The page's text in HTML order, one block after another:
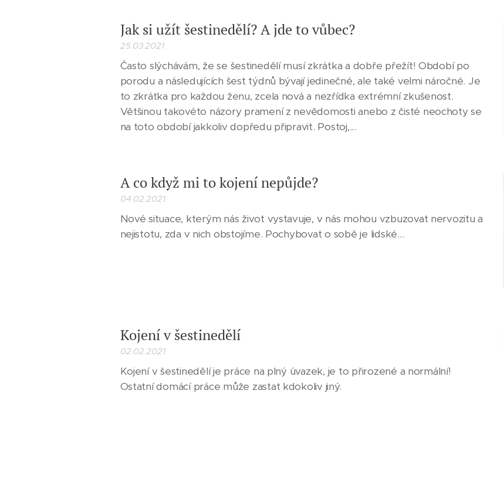
Jak si užít šestinedělí? A jde to vůbec?
25.03.2021
Často slýchávám, že se šestinedělí musí zkrátka a dobře přežít! Období po
porodu a následujících šest týdnů bývají jedinečné, ale také velmi náročné. Je
to zkrátka pro každou ženu, zcela nová a nezřídka extrémní zkušenost.
Většinou takovéto názory pramení z nevědomosti anebo z čisté neochoty se
na toto období jakkoliv dopředu připravit. Postoj,...
A co když mi to kojení nepůjde?
04.02.2021
Nové situace, kterým nás život vystavuje, v nás mohou vzbuzovat nervozitu a
nejistotu, zda v nich obstojíme. Pochybovat o sobě je lidské...
Kojení v šestinedělí
02.02.2021
Kojení v šestinedělí je práce na plný úvazek, je to přirozené a normální!
Ostatní domácí práce může zastat kdokoliv jiný.